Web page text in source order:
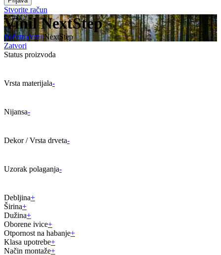
Stvorite račun
Vinil NextStep
PočetnaVinilNextStep
Zatvori
Status proizvoda
Vrsta materijala-
Nijansa-
Dekor / Vrsta drveta-
Uzorak polaganja-
Debljina+
Širina+
Dužina+
Oborene ivice+
Otpornost na habanje+
Klasa upotrebe+
Način montaže+